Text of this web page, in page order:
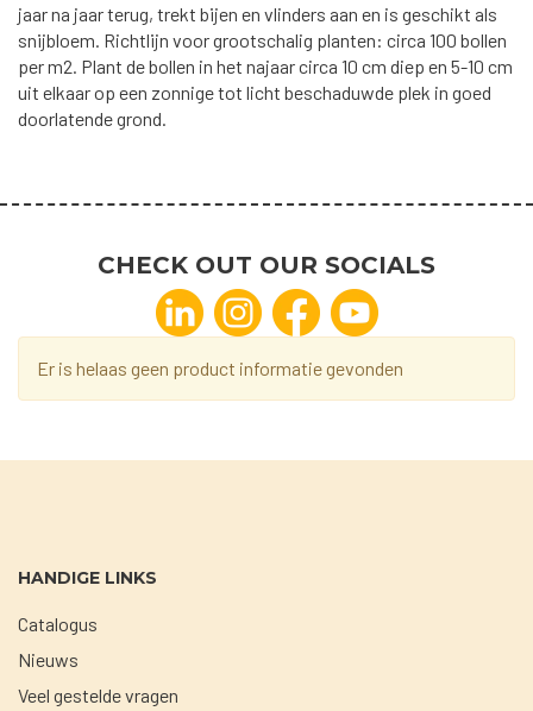
jaar na jaar terug, trekt bijen en vlinders aan en is geschikt als
snijbloem. Richtlijn voor grootschalig planten: circa 100 bollen
per m2. Plant de bollen in het najaar circa 10 cm diep en 5-10 cm
uit elkaar op een zonnige tot licht beschaduwde plek in goed
doorlatende grond.
CHECK OUT OUR SOCIALS
Er is helaas geen product informatie gevonden
HANDIGE LINKS
Catalogus
Nieuws
Veel gestelde vragen